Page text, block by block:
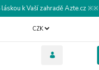
k Vaší zahradě Azte.cz ※※
CZK